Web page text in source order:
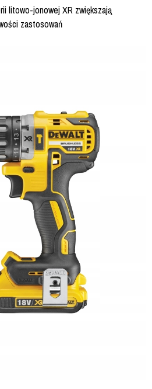
litowo-jonowej XR zwiększają
zastosowań